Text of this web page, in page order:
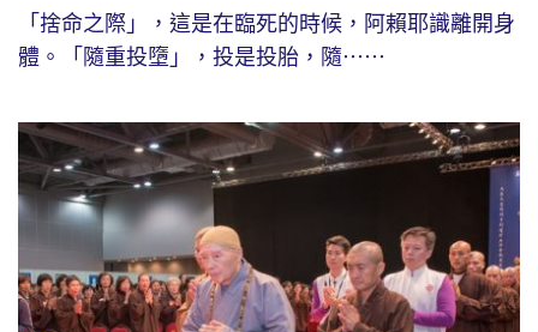
「捨命之際」，這是在臨死的時候，阿賴耶識離開身
體。「隨重投墮」，投是投胎，隨⋯⋯